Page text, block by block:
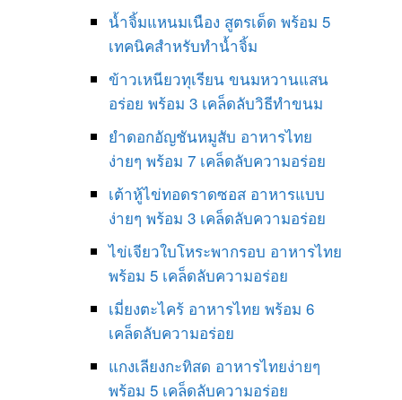
น้ำจิ้มแหนมเนือง สูตรเด็ด พร้อม 5
เทคนิคสำหรับทำน้ำจิ้ม
ข้าวเหนียวทุเรียน ขนมหวานแสน
อร่อย พร้อม 3 เคล็ดลับวิธีทำขนม
ยำดอกอัญชันหมูสับ อาหารไทย
ง่ายๆ พร้อม 7 เคล็ดลับความอร่อย
เต้าหู้ไข่ทอดราดซอส อาหารแบบ
ง่ายๆ พร้อม 3 เคล็ดลับความอร่อย
ไข่เจียวใบโหระพากรอบ อาหารไทย
พร้อม 5 เคล็ดลับความอร่อย
เมี่ยงตะไคร้ อาหารไทย พร้อม 6
เคล็ดลับความอร่อย
แกงเลียงกะทิสด อาหารไทยง่ายๆ
พร้อม 5 เคล็ดลับความอร่อย